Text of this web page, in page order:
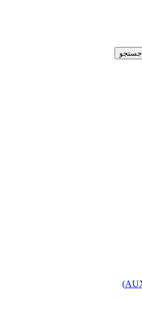
جستجو